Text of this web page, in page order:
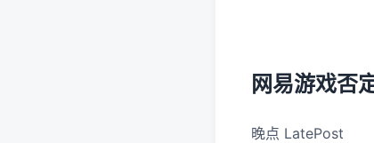
网易游戏否
晚点 LatePost